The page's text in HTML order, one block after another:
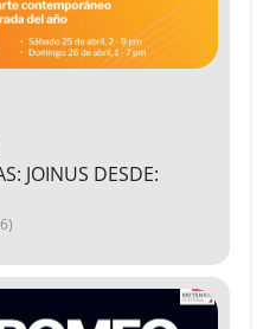
JOINUS DESDE: